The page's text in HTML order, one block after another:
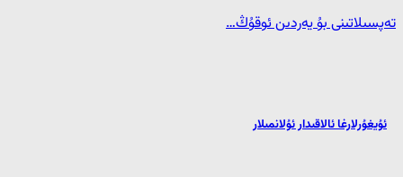
تەپسىلاتىنى بۇ يەردىن ئوقۇڭ…
ئۇيغۇرلارغا ئالاقىدار ئۇلانمىلار